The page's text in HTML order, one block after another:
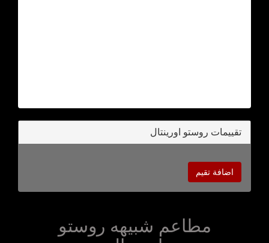
تقييمات روستو اورينتال
اضافة تقيم
مطاعم شبيهه روستو